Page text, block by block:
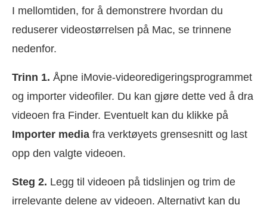
I mellomtiden, for å demonstrere hvordan du
reduserer videostørrelsen på Mac, se trinnene
nedenfor.
Trinn 1. Åpne iMovie-videoredigeringsprogrammet
og importer videofiler. Du kan gjøre dette ved å dra
videoen fra Finder. Eventuelt kan du klikke på
Importer media fra verktøyets grensesnitt og last
opp den valgte videoen.
Steg 2. Legg til videoen på tidslinjen og trim de
irrelevante delene av videoen. Alternativt kan du